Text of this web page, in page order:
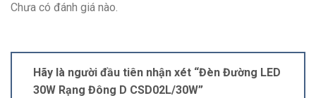
Chưa có đánh giá nào.
Hãy là người đầu tiên nhận xét “Đèn Đường LED
30W Rạng Đông D CSD02L/30W”